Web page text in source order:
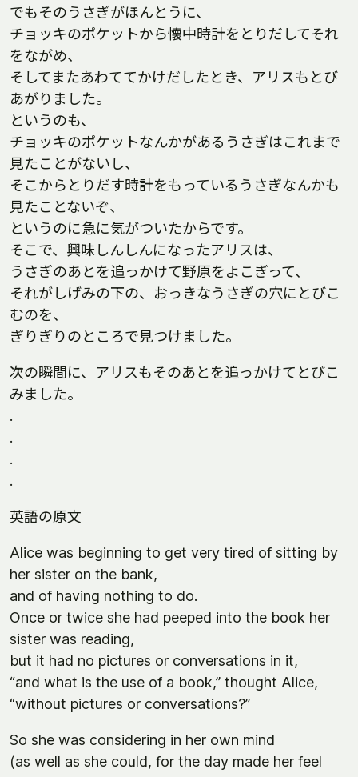
でもそのうさぎがほんとうに、
チョッキのポケットから懐中時計をとりだしてそれ
をながめ、
そしてまたあわててかけだしたとき、アリスもとび
あがりました。
というのも、
チョッキのポケットなんかがあるうさぎはこれまで
見たことがないし、
そこからとりだす時計をもっているうさぎなんかも
見たことないぞ、
というのに急に気がついたからです。
そこで、興味しんしんになったアリスは、
うさぎのあとを追っかけて野原をよこぎって、
それがしげみの下の、おっきなうさぎの穴にとびこ
むのを、
ぎりぎりのところで見つけました。
次の瞬間に、アリスもそのあとを追っかけてとびこ
みました。
.
.
.
.
英語の原文
Alice was beginning to get very tired of sitting by
her sister on the bank,
and of having nothing to do.
Once or twice she had peeped into the book her
sister was reading,
but it had no pictures or conversations in it,
“and what is the use of a book,” thought Alice,
“without pictures or conversations?”
So she was considering in her own mind
(as well as she could, for the day made her feel